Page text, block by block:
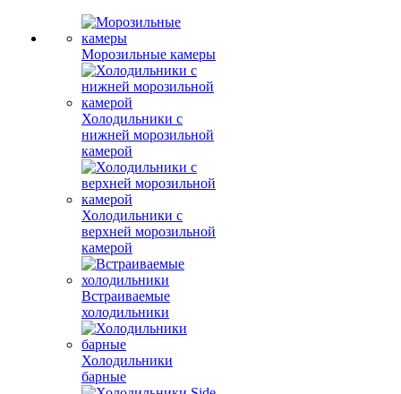
Морозильные камеры
Холодильники с
нижней морозильной
камерой
Холодильники с
верхней морозильной
камерой
Встраиваемые
холодильники
Холодильники
барные